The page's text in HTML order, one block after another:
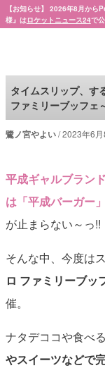
【お知らせ】 2026年8月から
様』はロケットニュース24で
タイムスリップ、す
ファミリーブッフェ
鷺ノ宮やよい 2023年6月
平成ギャルブラン
は「平成バーガー
が止まらない～っ!!
そんな中、今度は
ロ ファミリーブッ
催。
ナタデココや食べ
やスイーツなどで